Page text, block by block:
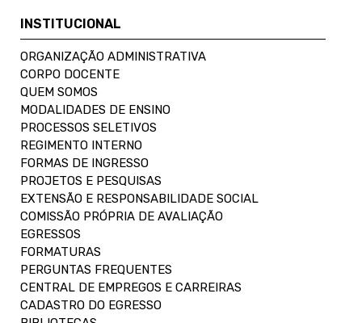
INSTITUCIONAL
ORGANIZAÇÃO ADMINISTRATIVA
CORPO DOCENTE
QUEM SOMOS
MODALIDADES DE ENSINO
PROCESSOS SELETIVOS
REGIMENTO INTERNO
FORMAS DE INGRESSO
PROJETOS E PESQUISAS
EXTENSÃO E RESPONSABILIDADE SOCIAL
COMISSÃO PRÓPRIA DE AVALIAÇÃO
EGRESSOS
FORMATURAS
PERGUNTAS FREQUENTES
CENTRAL DE EMPREGOS E CARREIRAS
CADASTRO DO EGRESSO